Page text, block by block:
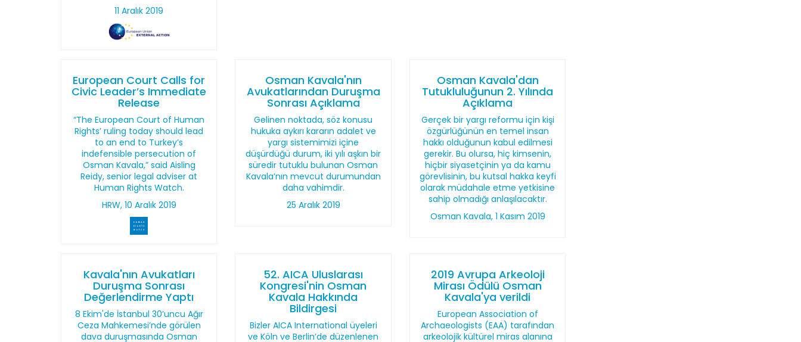
11 Aralık 2019
European Court Calls for
Civic Leader’s Immediate
Release
“The European Court of Human
Rights’ ruling today should lead
to an end to Turkey’s
indefensible persecution of
Osman Kavala,” said Aisling
Reidy, senior legal adviser at
Human Rights Watch.
HRW, 10 Aralık 2019
Osman Kavala'nın
Avukatlarından Duruşma
Sonrası Açıklama
Gelinen noktada, söz konusu
hukuka aykırı kararın adalet ve
yargı sistemimizi içine
düşürdüğü durum, iki yılı aşkın bir
süredir tutuklu bulunan Osman
Kavala’nın mevcut durumundan
daha vahimdir.
25 Aralık 2019
Osman Kavala'dan
Tutukluluğunun 2. Yılında
Açıklama
Gerçek bir yargı reformu için kişi
özgürlüğünün en temel insan
hakkı olduğunun kabul edilmesi
gerekir. Bu olursa, hiç kimsenin,
hiçbir siyasetçinin ya da kamu
görevlisinin, bu kutsal hakka keyfi
olarak müdahale etme yetkisine
sahip olmadığı anlaşılacaktır.
Osman Kavala, 1 Kasım 2019
Kavala'nın Avukatları
Duruşma Sonrası
Değerlendirme Yaptı
8 Ekim'de İstanbul 30’uncu Ağır
Ceza Mahkemesi’nde görülen
dava duruşmasında Osman
52. AICA Uluslarası
Kongresi'nin Osman
Kavala Hakkında
Bildirgesi
Bizler AICA International üyeleri
ve Köln ve Berlin’de düzenlenen
2019 Avrupa Arkeoloji
Mirası Ödülü Osman
Kavala'ya verildi
European Association of
Archaeologists (EAA) tarafından
arkeolojik kültürel miras alanına